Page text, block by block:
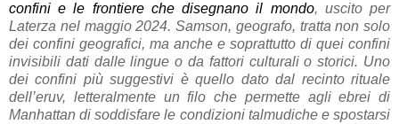
confini e le frontiere che disegnano il mondo, uscito per
Laterza nel maggio 2024. Samson, geografo, tratta non solo
dei confini geografici, ma anche e soprattutto di quei confini
invisibili dati dalle lingue o da fattori culturali o storici. Uno
dei confini più suggestivi è quello dato dal recinto rituale
dell’eruv, letteralmente un filo che permette agli ebrei di
Manhattan di soddisfare le condizioni talmudiche e spostarsi